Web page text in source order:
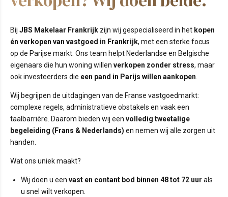
Bij JBS Makelaar Frankrijk zijn wij gespecialiseerd in het kopen
én verkopen van vastgoed in Frankrijk, met een sterke focus
op de Parijse markt. Ons team helpt Nederlandse en Belgische
eigenaars die hun woning willen verkopen zonder stress, maar
ook investeerders die een pand in Parijs willen aankopen
Wij begrijpen de uitdagingen van de Franse vastgoedmarkt:
complexe regels, administratieve obstakels en vaak een
taalbarrière. Daarom bieden wij een volledig tweetalige
begeleiding (Frans & Nederlands) en nemen wij alle zorgen uit
handen.
Wat ons uniek maakt?
Wij doen u een vast en contant bod binnen 48 tot 72 uur als
u snel wilt verkopen.